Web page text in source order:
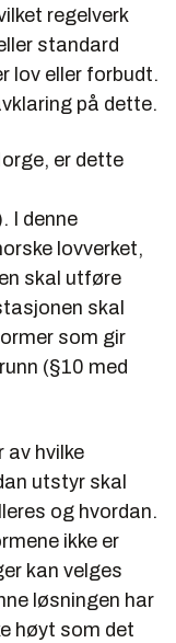
regelverk
standard
lov eller forbudt.
på dette.
er dette
I denne
lovverket,
skal utføre
skal
som gir
(§10 med
av hvilke
utstyr skal
og hvordan.
ikke er
kan velges
løsningen har
høyt som det